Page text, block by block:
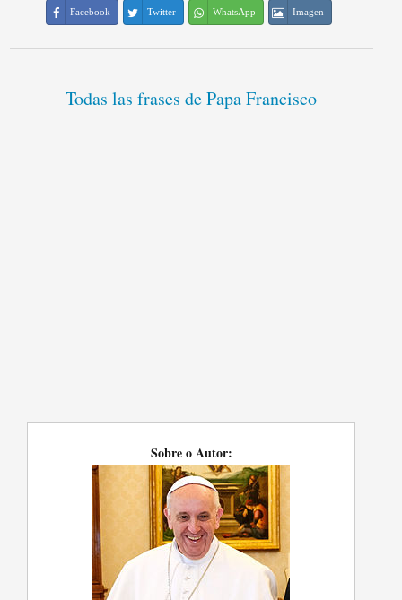
Facebook Twitter WhatsApp Imagen
Todas las frases de Papa Francisco
Sobre o Autor: